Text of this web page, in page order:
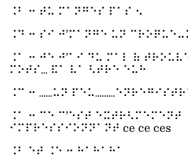
⠨⠃ ⠒ ⠞⠥ ⠍⠁⠝⠛⠑⠎ ⠏⠁⠎ ⠢
⠨⠙ ⠒ ⠎⠊ ⠚’⠍⠁⠝⠛⠑ ⠥⠝
⠨⠁ ⠒ ⠚⠑ ⠚’⠁⠊ ⠙⠥ ⠍⠁⠇ ⠷
⠍⠕⠞⠎… ⠯⠁ ⠧⠁ ⠣⠞⠗⠑ ⠑⠥⠓
⠨⠉ ⠒ ……⠥⠝
⠨⠁ ⠒ ⠉⠑ ⠉’⠑⠎⠞ ⠑⠭⠞⠗⠣⠍⠑⠍⠑⠝⠞
⠊⠍⠏⠗⠑⠎⠎⠊⠕⠝⠝⠁⠝⠞ ce ce ces
⠨⠃ ⠑⠞ ⠨⠑ ⠒ ⠓⠁⠓⠁⠓⠁